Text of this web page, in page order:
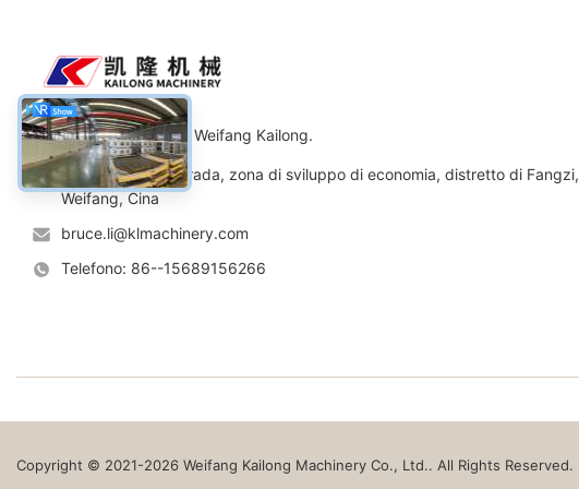
Macchinario Co., srl di Weifang Kailong.
Indirizzo: No.11 strada, zona di sviluppo di economia, distretto di Fangzi,
Weifang, Cina
bruce.li@klmachinery.com
Telefono: 86--15689156266
Copyright © 2021-2026 Weifang Kailong Machinery Co., Ltd.. All Rights Reserved.